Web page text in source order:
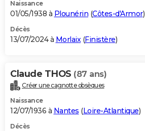
Naissance
01/05/1938 à Plounérin (Côtes-d'Armor)
Décès
13/07/2024 à Morlaix (Finistère)
Claude THOS (87 ans)
Créer une cagnotte obsèques
Naissance
12/07/1936 à Nantes (Loire-Atlantique)
Décès